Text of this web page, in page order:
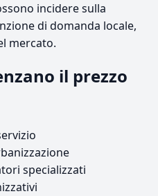
incidere sulla
di domanda locale,
mercato.
il prezzo
specializzati